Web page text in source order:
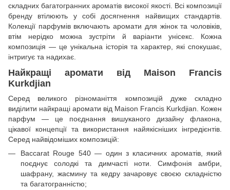
складних багатогранних ароматів високої якості. Всі композиції
бренду втілюють у собі досягнення найвищих стандартів.
Колекції парфумів включають аромати для жінок та чоловіків,
втім нерідко можна зустріти й варіанти унісекс. Кожна
композиція — це унікальна історія та характер, які спокушає,
інтригує та надихає.
Найкращі аромати від Maison Francis
Kurkdjian
Серед великого різноманіття композицій дуже складно
виділити найкращі аромати від Maison Francis Kurkdjian. Кожен
парфум — це поєднання вишуканого дизайну флакона,
цікавої концепції та використання найякісніших інгредієнтів.
Серед найвідоміших композицій:
Baccarat Rouge 540 — один з класичних ароматів, який
поєднує солодкі та димчасті ноти. Симфонія амбри,
шафрану, жасмину та кедру зачаровує своєю складністю
та багатогранністю;